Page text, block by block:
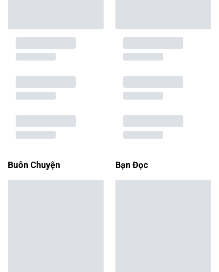
Buôn Chuyện Bạn Đọc